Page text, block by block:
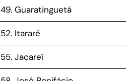
49. Guaratinguetá
52. Itararé
55. Jacareí